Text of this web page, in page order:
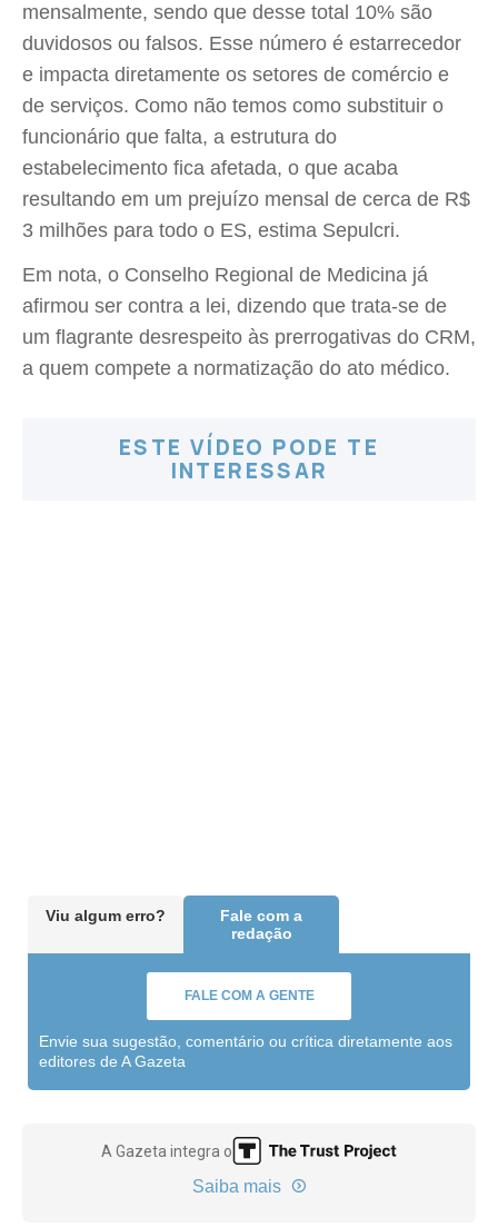
mensalmente, sendo que desse total 10% são
duvidosos ou falsos. Esse número é estarrecedor
e impacta diretamente os setores de comércio e
de serviços. Como não temos como substituir o
funcionário que falta, a estrutura do
estabelecimento fica afetada, o que acaba
resultando em um prejuízo mensal de cerca de R$
3 milhões para todo o ES, estima Sepulcri.
Em nota, o Conselho Regional de Medicina já
afirmou ser contra a lei, dizendo que trata-se de
um flagrante desrespeito às prerrogativas do CRM,
a quem compete a normatização do ato médico.
ESTE VÍDEO PODE TE
INTERESSAR
Viu algum erro?
Fale com a
redação
FALE COM A GENTE
Envie sua sugestão, comentário ou crítica diretamente aos
editores de A Gazeta
A Gazeta integra o
Saiba mais